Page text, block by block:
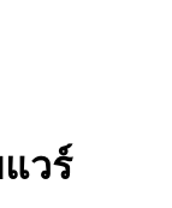
วร์